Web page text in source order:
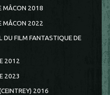
MÂCON 2018
MÂCON 2022
DU FILM FANTASTIQUE DE
2012
2023
2016